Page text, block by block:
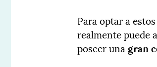
Para optar a
realmente puede
poseer una gran